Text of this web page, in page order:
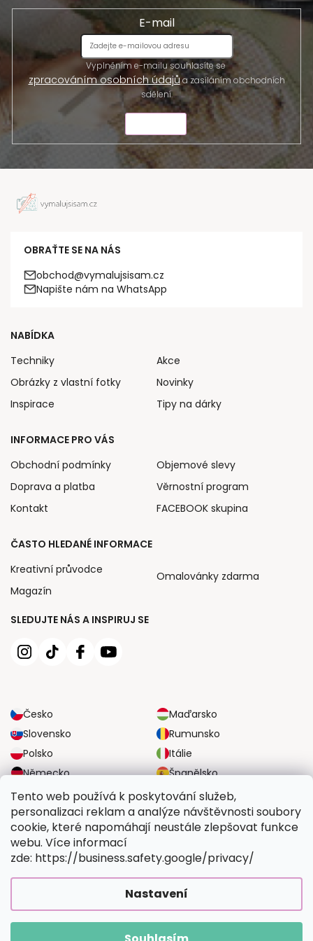
Tento web používá k poskytování služeb,
personalizaci reklam a analýze návštěvnosti soubory
cookie, které napomáhají neustále zlepšovat funkce
webu. Více informací
zde: https://business.safety.google/privacy/
Nastavení
E-mail
Vyplněním e-mailu souhlasíte se
zpracováním osobních údajůa zasíláním obchodních
sdělení.
OBRAŤTE SE NA NÁS
obchod@vymalujsisam.cz
Napište nám na WhatsApp
SLEDUJTE NÁS A INSPIRUJ SE
Česko
Maďarsko
Slovensko
Rumunsko
Polsko
Itálie
Německo
Španělsko
Velká Británie
Rakousko
NABÍDKA
Techniky
Obrázky z vlastní fotky
Inspirace
Akce
Novinky
Tipy na dárky
INFORMACE PRO VÁS
Obchodní podmínky
Doprava a platba
Kontakt
Objemové slevy
Věrnostní program
FACEBOOK skupina
ČASTO HLEDANÉ INFORMACE
Kreativní průvodce
Magazín
Omalovánky zdarma
SPOLEHLIVÉ MOŽNOSTI DOPRAVY
BEZPEČNÉ MOŽNOSTI PLATBY
Vymalujsisam.cz. Všechna práva vyhrazena.